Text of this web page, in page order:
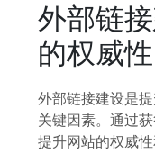
外部链
的权威性
外部链接建设是
关键因素。通过
提升网站的权威